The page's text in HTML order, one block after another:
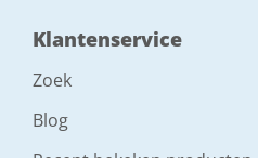
Klantenservice
Zoek
Blog